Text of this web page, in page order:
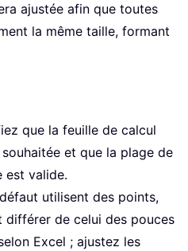
ajustée afin que toutes
la même taille, formant
que la feuille de calcul
et que la plage de
est valide.
utilisent des points,
différer de celui des pouces
Excel ; ajustez les